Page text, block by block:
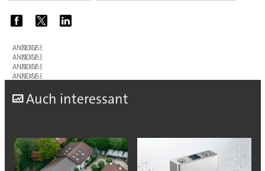
ANZEIGE
ANZEIGE
ANZEIGE
ANZEIGE
Auch interessant